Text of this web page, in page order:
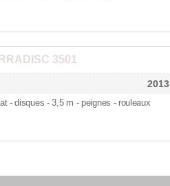
3501
2013
- disques - 3,5 m - peignes - rouleaux